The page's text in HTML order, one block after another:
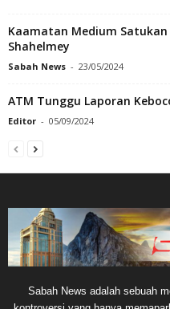
Kaamatan Medium
Shahelmey
Sabah News - 23/05/2024
ATM Tunggu Laporan
Editor - 05/09/2024
Sabah News adalah sebuah